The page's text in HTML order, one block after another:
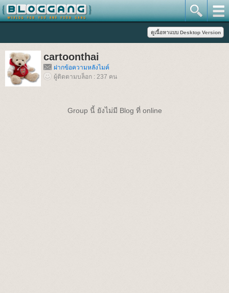
cartoonthai
ฝากข้อความหลังไมค์
ผู้ติดตามบล็อก : 237 คน
Group นี้ ยังไม่มี Blog ที่ online